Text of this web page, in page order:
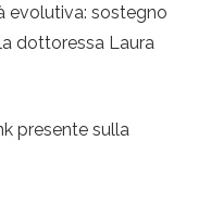
evolutiva: sostegno
dottoressa Laura
presente sulla